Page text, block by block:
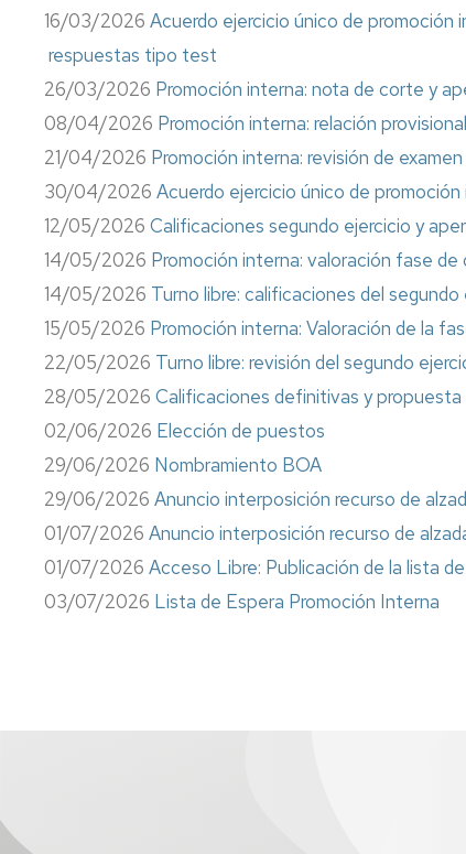
16/03/2026 Acuerdo ejercicio único de promoción
respuestas tipo test
26/03/2026 Promoción interna: nota de corte y
08/04/2026 Promoción interna: relación
21/04/2026 Promoción interna: revisión de examen
30/04/2026 Acuerdo ejercicio único de
12/05/2026 Calificaciones segundo ejercicio y
14/05/2026 Promoción interna: valoración fase de
14/05/2026 Turno libre: calificaciones del segundo
15/05/2026 Promoción interna: Valoración de la
22/05/2026 Turno libre: revisión del segundo
28/05/2026 Calificaciones definitivas y
02/06/2026 Elección de puestos
29/06/2026 Nombramiento BOA
29/06/2026 Anuncio interposición recurso de
01/07/2026 Anuncio interposición recurso de
01/07/2026 Acceso Libre: Publicación de la lista
03/07/2026 Lista de Espera Promoción Interna